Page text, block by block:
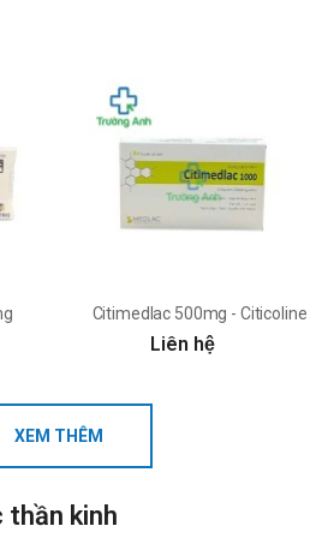
Citimedlac 500mg - Citicoline
Liên hệ
XEM THÊM
thần kinh